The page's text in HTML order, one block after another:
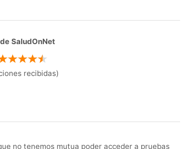
SaludOnNet
recibidas)
no tenemos mutua poder acceder a pruebas